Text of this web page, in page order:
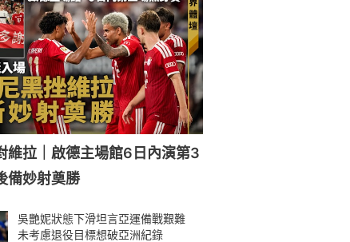
維拉｜啟德主場館6日內演第3
妙射奠勝
吳艷妮狀態下滑坦言亞運備戰艱難
未考慮退役目標想破亞洲紀錄